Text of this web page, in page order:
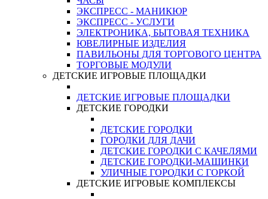
ЭКСПРЕСС - МАНИКЮР
ЭКСПРЕСС - УСЛУГИ
ЭЛЕКТРОНИКА, БЫТОВАЯ ТЕХНИКА
ЮВЕЛИРНЫЕ ИЗДЕЛИЯ
ПАВИЛЬОНЫ ДЛЯ ТОРГОВОГО ЦЕНТРА
ТОРГОВЫЕ МОДУЛИ
ДЕТСКИЕ ИГРОВЫЕ ПЛОЩАДКИ
ДЕТСКИЕ ИГРОВЫЕ ПЛОЩАДКИ
ДЕТСКИЕ ГОРОДКИ
ДЕТСКИЕ ГОРОДКИ
ГОРОДКИ ДЛЯ ДАЧИ
ДЕТСКИЕ ГОРОДКИ С КАЧЕЛЯМИ
ДЕТСКИЕ ГОРОДКИ-МАШИНКИ
УЛИЧНЫЕ ГОРОДКИ С ГОРКОЙ
ДЕТСКИЕ ИГРОВЫЕ КОМПЛЕКСЫ